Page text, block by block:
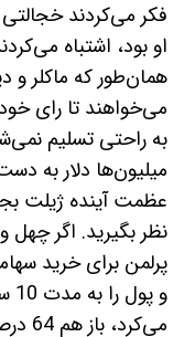
فکر می‌کردند
او بود، اشتباه
همان‌طور که ماکلر و
می‌خواهند تا رای
به راحتی تسلیم
میلیون‌ها دلار به
عظمت آینده ژیلت
نظر بگیرید. اگر چهل
پرلمن برای خرید